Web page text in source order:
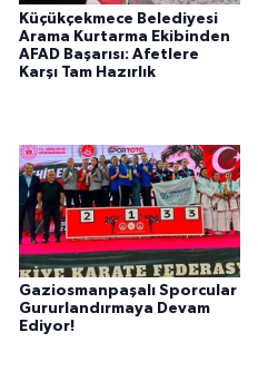
Küçükçekmece Belediyesi
Arama Kurtarma Ekibinden
AFAD Başarısı: Afetlere
Karşı Tam Hazırlık
Gaziosmanpaşalı Sporcular
Gururlandırmaya Devam
Ediyor!